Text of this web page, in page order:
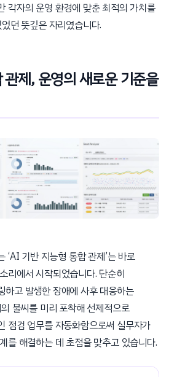
각자의 운영 환경에 맞춘 최적의 가치를
던 뜻깊은 자리였습니다.
관제, 운영의 새로운 기준을
‘AI 기반 지능형 통합 관제’는 바로
리에서 시작되었습니다. 단순히
하고 발생한 장애에 사후 대응하는
불씨를 미리 포착해 선제적으로
점검 업무를 자동화함으로써 실무자가
를 해결하는 데 초점을 맞추고 있습니다.